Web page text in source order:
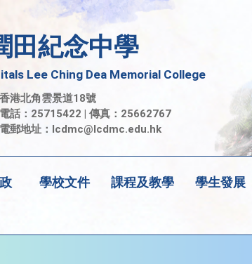
田紀念中學
Lee Ching Dea Memorial College
香港北角雲景道18號
電話：25715422 | 傳真：25662767
電郵地址： lcdmc@lcdmc.edu.hk
學校文件 課程及教學 學生發展